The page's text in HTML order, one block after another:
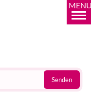
Senden